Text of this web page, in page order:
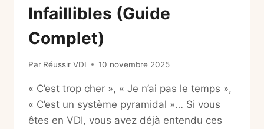
Infaillibles (Guide
Complet)
Par Réussir VDI 10 novembre 2025
« C’est trop cher », « Je n’ai pas le temps »,
« C’est un système pyramidal »… Si vous
êtes en VDI, vous avez déjà entendu ces